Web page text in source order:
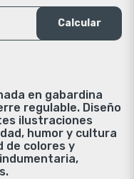
Calcular
en gabardina
regulable. Diseño
ilustraciones
humor y cultura
de colores y